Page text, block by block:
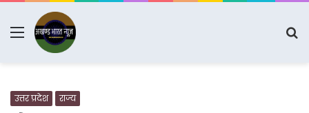
Menu
उत्तर प्रदेश राज्य